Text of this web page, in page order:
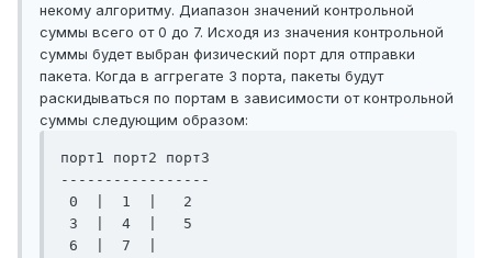
некому алгоритму. Диапазон значений контрольной
суммы всего от 0 до 7. Исходя из значения контрольной
суммы будет выбран физический порт для отправки
пакета. Когда в аггрегате 3 порта, пакеты будут
раскидываться по портам в зависимости от контрольной
суммы следующим образом:
порт1 порт2 порт3
-----------------